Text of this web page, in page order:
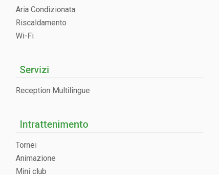
Aria Condizionata
Riscaldamento
Wi-Fi
Servizi
Reception Multilingue
Intrattenimento
Tornei
Animazione
Mini club